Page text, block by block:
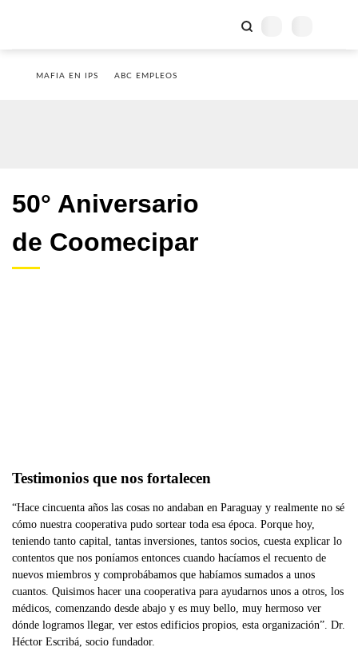
MAFIA EN IPS ABC EMPLEOS
50° Aniversario
de Coomecipar
Testimonios que nos fortalecen
“Hace cincuenta años las cosas no andaban en Paraguay y realmente no sé
cómo nuestra cooperativa pudo sortear toda esa época. Porque hoy,
teniendo tanto capital, tantas inversiones, tantos socios, cuesta explicar lo
contentos que nos poníamos entonces cuando hacíamos el recuento de
nuevos miembros y comprobábamos que habíamos sumados a unos
cuantos. Quisimos hacer una cooperativa para ayudarnos unos a otros, los
médicos, comenzando desde abajo y es muy bello, muy hermoso ver
dónde logramos llegar, ver estos edificios propios, esta organización”. Dr.
Héctor Escribá, socio fundador.